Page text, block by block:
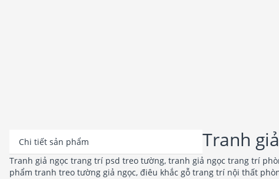
Chi tiết sản phẩm Tranh
Tranh giả ngọc trang trí psd treo tường, tranh giả ngọc trang trí
phẩm tranh treo tường giả ngọc, điêu khắc gỗ trang trí nội thất